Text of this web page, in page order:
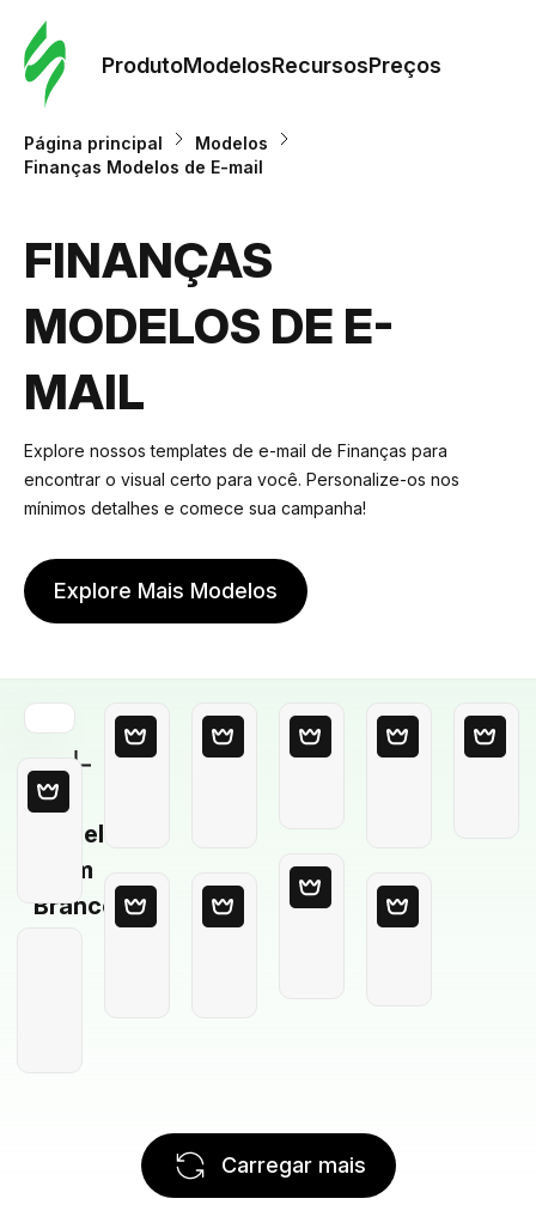
ProdutoModelosRecursosPreços
Página principal
Modelos
Finanças Modelos de E-mail
FINANÇAS
MODELOS DE E-
MAIL
Explore nossos templates de e-mail de Finanças para
encontrar o visual certo para você. Personalize-os nos
mínimos detalhes e comece sua campanha!
Explore Mais Modelos
Modelo
em
Branco
Carregar mais